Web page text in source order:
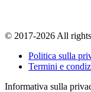
© 2017-2026 All
Politica sulla
Termini e
Informativa sulla